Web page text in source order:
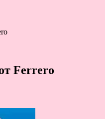
Ferrero